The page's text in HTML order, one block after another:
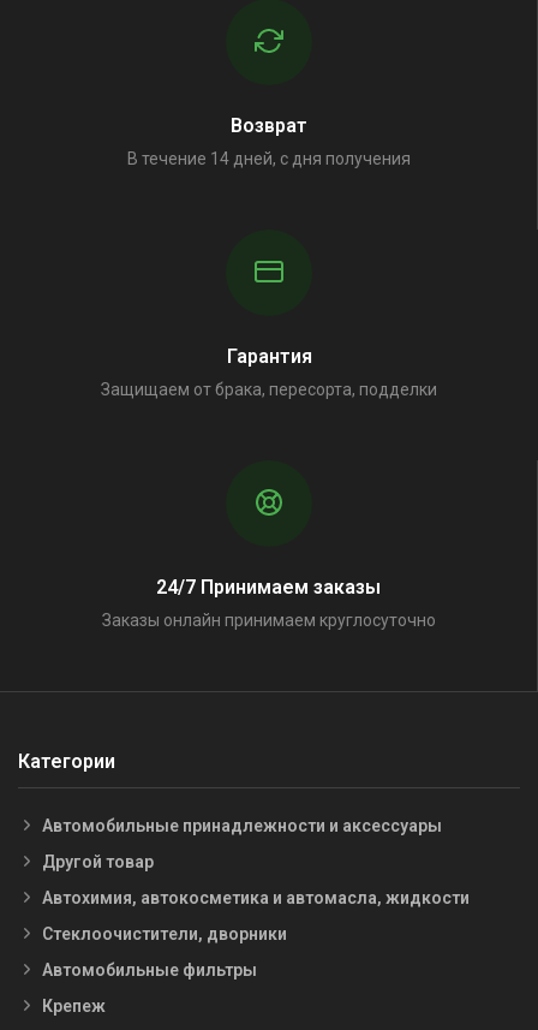
Возврат
В течение 14 дней, с дня получения
Гарантия
Защищаем от брака, пересорта, подделки
24/7 Принимаем заказы
Заказы онлайн принимаем круглосуточно
Категории
Автомобильные принадлежности и аксессуары
Другой товар
Автохимия, автокосметика и автомасла, жидкости
Стеклоочистители, дворники
Автомобильные фильтры
Крепеж